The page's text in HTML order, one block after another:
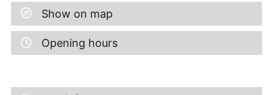
Show on map
Opening hours